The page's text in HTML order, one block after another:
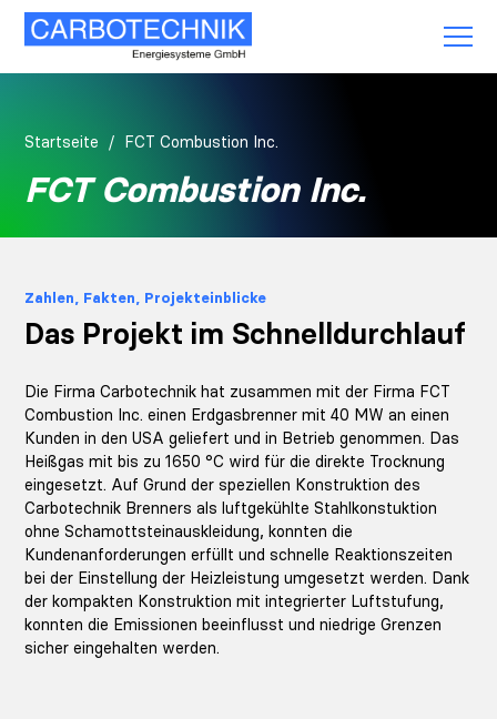
Startseite FCT Combustion Inc.
FCT Combustion Inc.
Zahlen, Fakten, Projekteinblicke
Das Projekt im Schnelldurchlauf
Die Firma Carbotechnik hat zusammen mit der Firma FCT
Combustion Inc. einen Erdgasbrenner mit 40 MW an einen
Kunden in den USA geliefert und in Betrieb genommen. Das
Heißgas mit bis zu 1650 °C wird für die direkte Trocknung
eingesetzt. Auf Grund der speziellen Konstruktion des
Carbotechnik Brenners als luftgekühlte Stahlkonstuktion
ohne Schamottsteinauskleidung, konnten die
Kundenanforderungen erfüllt und schnelle Reaktionszeiten
bei der Einstellung der Heizleistung umgesetzt werden. Dank
der kompakten Konstruktion mit integrierter Luftstufung,
konnten die Emissionen beeinflusst und niedrige Grenzen
sicher eingehalten werden.